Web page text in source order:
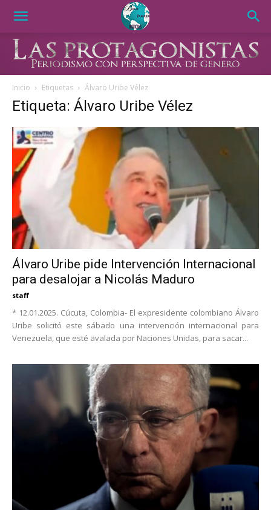
Inicio Etiquetas Álvaro Uribe Vélez
Etiqueta: Álvaro Uribe Vélez
Álvaro Uribe pide Intervención Internacional
para desalojar a Nicolás Maduro
staff
* 12.01.2025. Cúcuta, Colombia- El expresidente colombiano Álvaro
Uribe solicitó este sábado una intervención internacional para
Venezuela, que esté avalada por Naciones Unidas, para sacar...